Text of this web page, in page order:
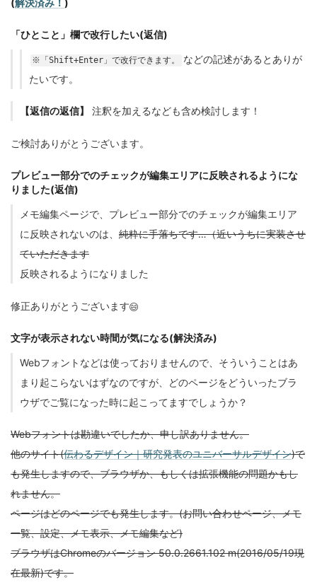
「ひとこと」欄で改行したい(返信)
※「Shift+Enter」で改行できます。
などの記述があるとありが
たいです。
【返信の返信】 注釈を加えるなども含め検討します！
ご検討ありがとうございます。
プレビュー部分でのチェックが編集エリアに反映されるようにな
りました(返信)
メモ編集ページで、プレビュー部分でのチェックが編集エリア
に反映されないのは、 純粋に手落ちです…（近いうちに実装させ
ていただきます
反映されるようになりました
修正ありがとうございます😄
文字が表示されない時間が気になる(解決済み)
Webフォントなどは使っておりませんので、そういうことはあ
まり起こらないはずなのですが、どのページをどういったブラ
ウザでご覧になった時に起こってますでしょうか？
Webフォントは勘違いでしたか、申し訳ありません。
他のサイト(伝わるデザイン｜研究発表のユニバーサルデザイン)で
も発生しますので、ブラウザか、もしくは拡張機能の問題かもし
れません。
ページはどのページでも発生します。(お問い合わせページ、メモ
一覧、設定、メモ表示、メモ編集など)
ブラウザはChromeのバージョン 50.0.2661.102 m(2016/05/19現
在最新)です。